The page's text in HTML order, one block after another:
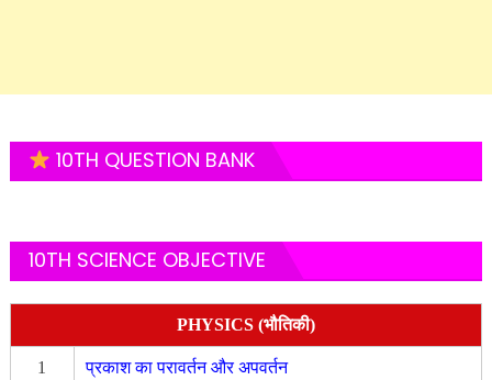
10TH QUESTION BANK
10TH SCIENCE OBJECTIVE
PHYSICS (भौतिकी)
1 प्रकाश का परावर्तन और अपवर्तन